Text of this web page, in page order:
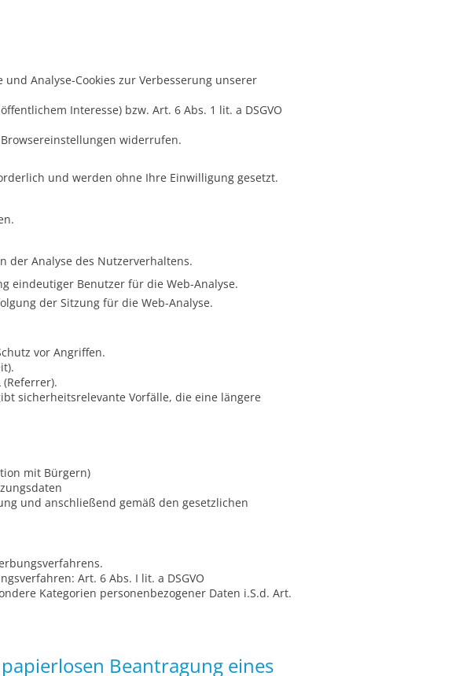
Analyse-Cookies zur Verbesserung unserer
Interesse) bzw. Art. 6 Abs. 1 lit. a DSGVO
widerrufen.
und werden ohne Ihre Einwilligung gesetzt.
der Analyse des Nutzerverhaltens.
eindeutiger Benutzer für die Web-Analyse.
der Sitzung für die Web-Analyse.
vor Angriffen.
sicherheitsrelevante Vorfälle, die eine längere
mit Bürgern)
und anschließend gemäß den gesetzlichen
Art. 6 Abs. I lit. a DSGVO
Kategorien personenbezogener Daten i.S.d. Art.
Beantragung eines